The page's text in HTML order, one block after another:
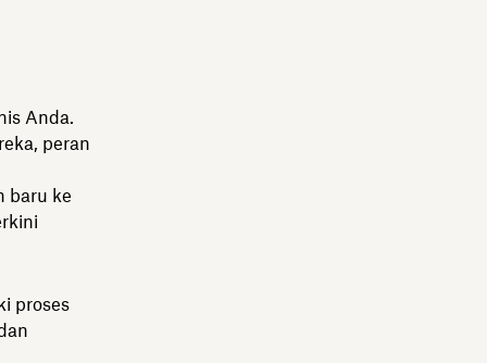
Anda.
peran
baru ke
proses